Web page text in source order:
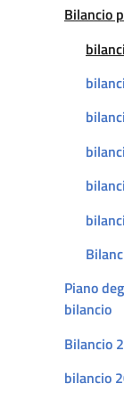
Bilancio
Attivo
Piano
bilancio
Bilancio
bilancio